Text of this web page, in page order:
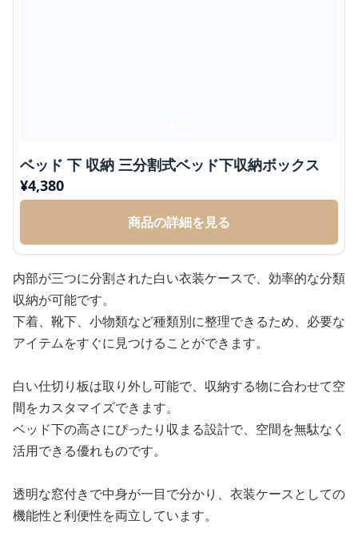
ベッド 下 収納 三分割式ベッド下収納ボックス
¥4,380
商品の詳細を見る
内部が三つに分割された白い衣装ケースで、効率的な分類
収納が可能です。
下着、靴下、小物類など種類別に整理できるため、必要な
アイテムをすぐに見つけることができます。
白い仕切り板は取り外し可能で、収納する物に合わせて空
間をカスタマイズできます。
ベッド下の高さにぴったり収まる設計で、空間を無駄なく
活用できる優れものです。
透明な窓付きで中身が一目で分かり、衣装ケースとしての
機能性と利便性を両立しています。